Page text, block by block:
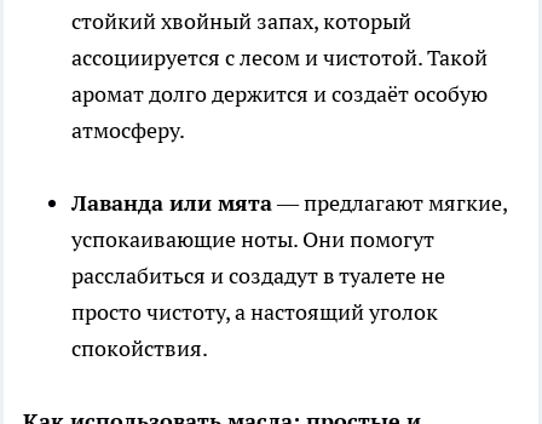
стойкий хвойный запах, который
ассоциируется с лесом и чистотой. Такой
аромат долго держится и создаёт особую
атмосферу.
Лаванда или мята— предлагают мягкие,
успокаивающие ноты. Они помогут
расслабиться и создадут в туалете не
просто чистоту, а настоящий уголок
спокойствия.